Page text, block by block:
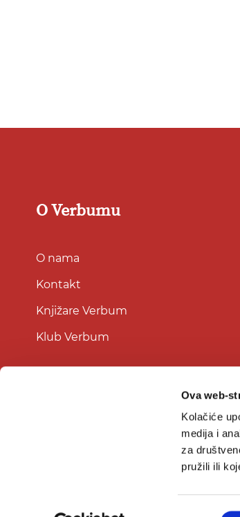
Ova web-
Kolačiće
medija i
za
pružili ili
O Verbumu
O nama
Kontakt
Knjižare Verbum
Klub Verbum